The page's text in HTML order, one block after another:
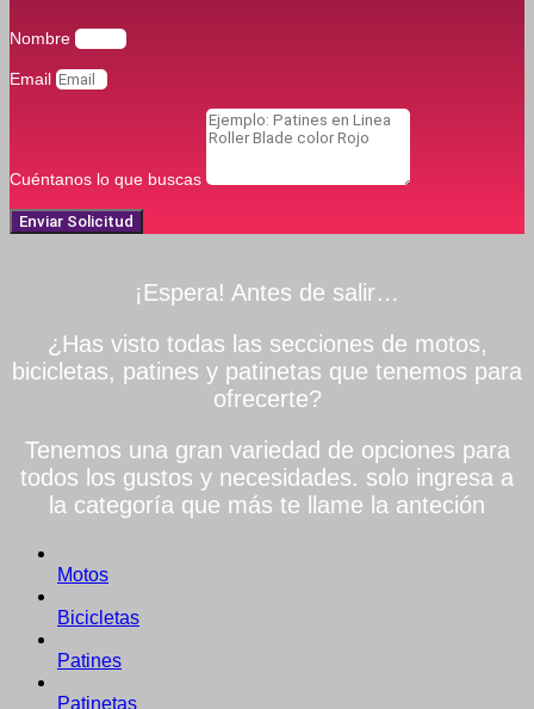
Nombre
Email
Cuéntanos lo que buscas
Enviar Solicitud
¡Espera! Antes de salir…
¿Has visto todas las secciones de motos,
bicicletas, patines y patinetas que tenemos para
ofrecerte?
Tenemos una gran variedad de opciones para
todos los gustos y necesidades. solo ingresa a
la categoría que más te llame la anteción
Motos
Bicicletas
Patines
Patinetas